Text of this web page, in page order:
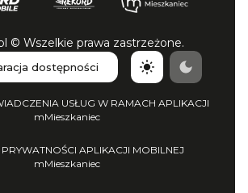
© Wszelkie prawa zastrzeżone.
dostępności
USŁUG W RAMACH APLIKACJI
mMieszkaniec
APLIKACJI MOBILNEJ
mMieszkaniec